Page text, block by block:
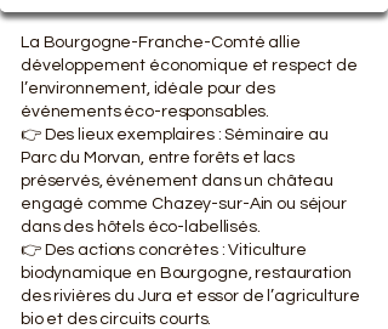
La Bourgogne-Franche-Comté allie
développement économique et respect de
l’environnement, idéale pour des
événements éco-responsables.
👉 Des lieux exemplaires : Séminaire au
Parc du Morvan, entre forêts et lacs
préservés, événement dans un château
engagé comme Chazey-sur-Ain ou séjour
dans des hôtels éco-labellisés.
👉 Des actions concrètes : Viticulture
biodynamique en Bourgogne, restauration
des rivières du Jura et essor de l’agriculture
bio et des circuits courts.